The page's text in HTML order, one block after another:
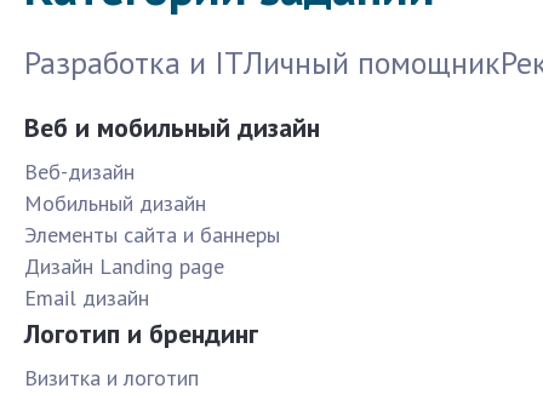
Разработка и ITЛичный помощник
Веб и мобильный дизайн
Веб-дизайн
Мобильный дизайн
Элементы сайта и баннеры
Дизайн Landing page
Email дизайн
Логотип и брендинг
Визитка и логотип